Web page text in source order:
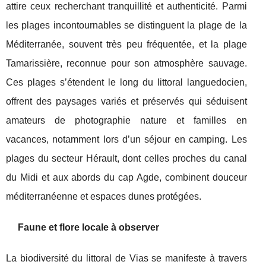
attire ceux recherchant tranquillité et authenticité. Parmi
les plages incontournables se distinguent la plage de la
Méditerranée, souvent très peu fréquentée, et la plage
Tamarissière, reconnue pour son atmosphère sauvage.
Ces plages s’étendent le long du littoral languedocien,
offrent des paysages variés et préservés qui séduisent
amateurs de photographie nature et familles en
vacances, notamment lors d’un séjour en camping. Les
plages du secteur Hérault, dont celles proches du canal
du Midi et aux abords du cap Agde, combinent douceur
méditerranéenne et espaces dunes protégées.
Faune et flore locale à observer
La biodiversité du littoral de Vias se manifeste à travers